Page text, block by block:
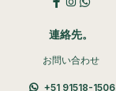
連絡先。
お問い合わせ
+51 91518-1506